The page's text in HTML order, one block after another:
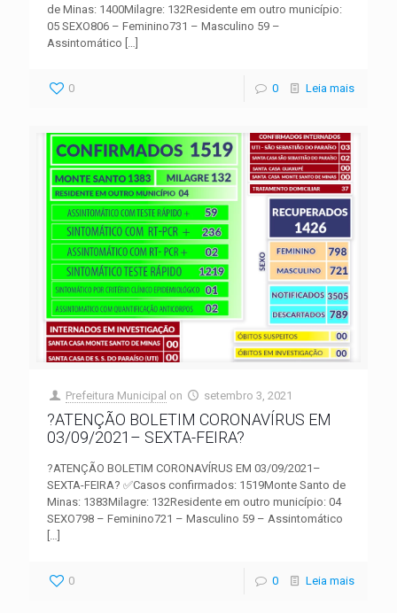
de Minas: 1400Milagre: 132Residente em outro município:
05 SEXO806 – Feminino731 – Masculino 59 –
Assintomático
0 0 Leia mais
Prefeitura Municipal on setembro 3, 2021
?ATENÇÃO BOLETIM CORONAVÍRUS EM
03/09/2021– SEXTA-FEIRA?
?ATENÇÃO BOLETIM CORONAVÍRUS EM 03/09/2021–
SEXTA-FEIRA? ✅Casos confirmados: 1519Monte Santo de
Minas: 1383Milagre: 132Residente em outro município: 04
SEXO798 – Feminino721 – Masculino 59 – Assintomático
[…]
0 0 Leia mais